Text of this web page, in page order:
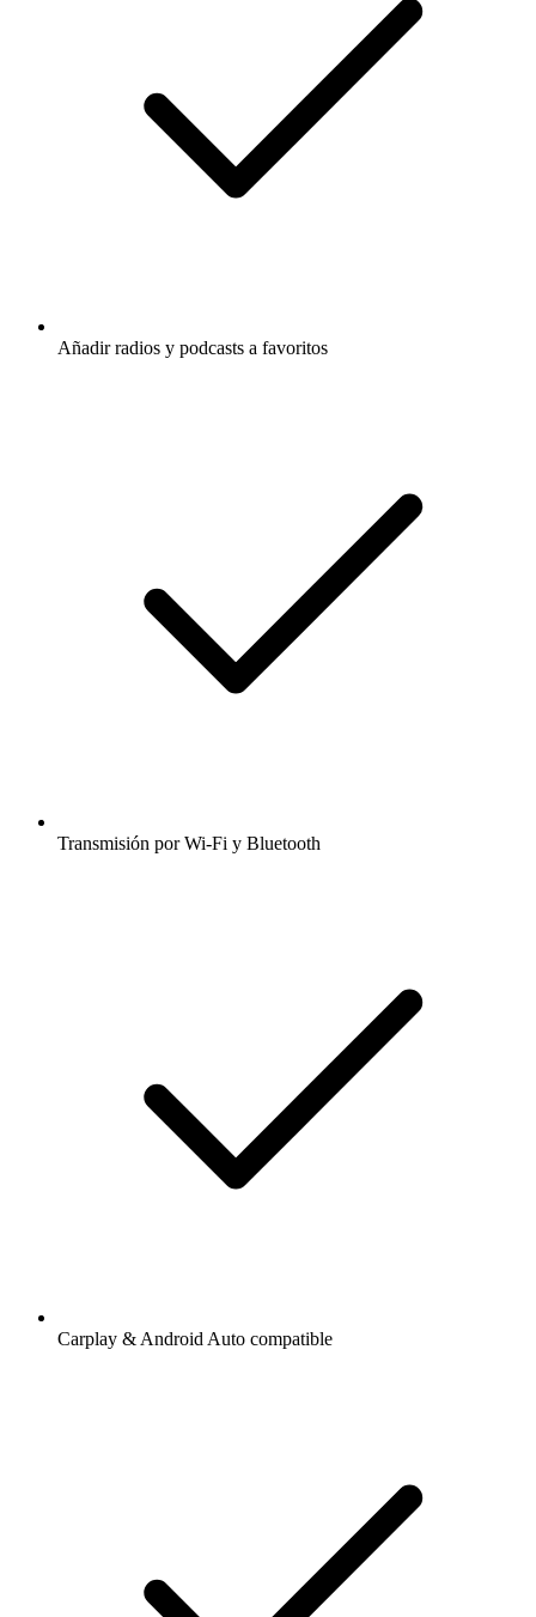
Añadir radios y podcasts a favoritos
Transmisión por Wi-Fi y Bluetooth
Carplay & Android Auto compatible